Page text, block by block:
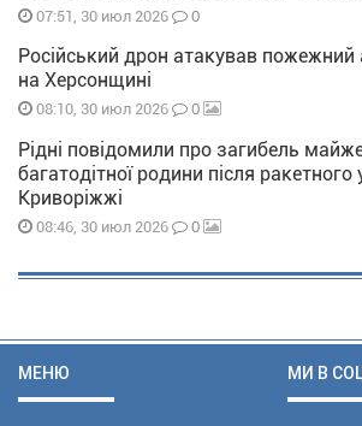
07:51, 30 июл 2026 0
Російський дрон атакував
на Херсонщині
08:10, 30 июл 2026 0
Рідні повідомили про загибель майже
багатодітної родини після ракетного
Криворіжжі
08:46, 30 июл 2026 0
МЕНЮ МИ В